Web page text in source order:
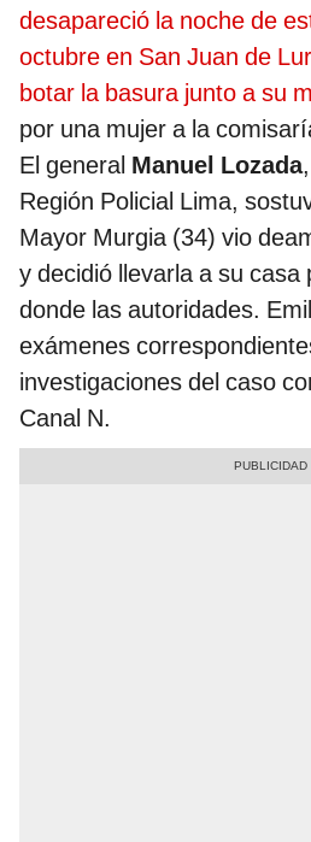
desapareció la noche de
octubre en San Juan de
botar la basura junto a su
por una mujer a la
El general Manuel Lozada
Región Policial Lima,
Mayor Murgia (34) vio
y decidió llevarla a su casa
donde las autoridades.
exámenes
investigaciones del caso
Canal N.